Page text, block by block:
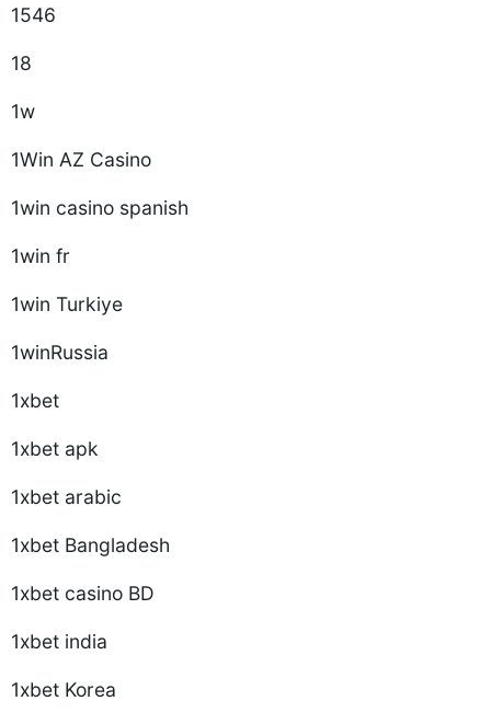
1546
18
1w
1Win AZ Casino
1win casino spanish
1win fr
1win Turkiye
1winRussia
1xbet
1xbet apk
1xbet arabic
1xbet Bangladesh
1xbet casino BD
1xbet india
1xbet Korea